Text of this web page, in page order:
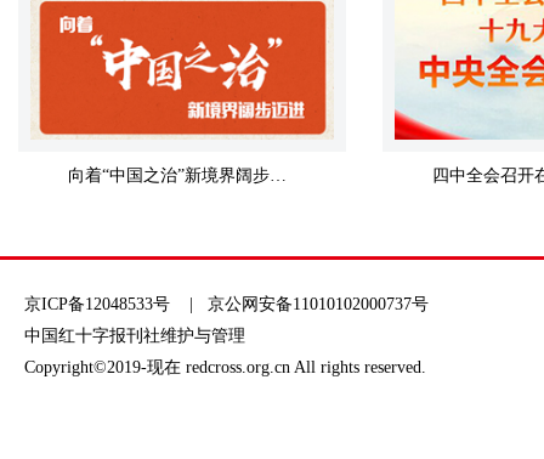
向着“中国之治”新境界阔步迈进
京ICP备12048533号 | 京公网安备11010102000737号
中国红十字报刊社维护与管理
Copyright©2019-现在 redcross.org.cn All rights reserved.